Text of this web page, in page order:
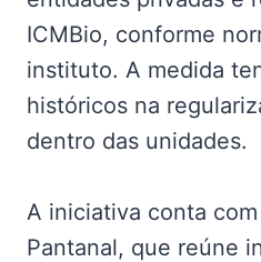
ICMBio, conforme
instituto. A medida
históricos na
dentro das unidades.
A iniciativa conta
Pantanal, que reúne